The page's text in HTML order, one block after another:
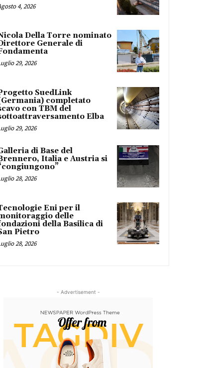
4, 2026
Della Torre nominato
Generale di
29, 2026
SuedLink
completato
con TBM del
Elba
29, 2026
di Base del
Italia e Austria si
28, 2026
Eni per il
delle
della Basilica di
Pietro
28, 2026
- Advertisement -